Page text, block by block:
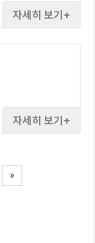
자세히 보기
자세히 보기
»